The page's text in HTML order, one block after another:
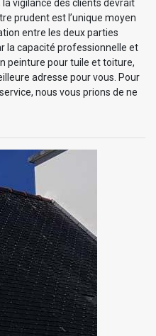
vigilance des clients devrait
prudent est l’unique moyen
entre les deux parties
la capacité professionnelle et
peinture pour tuile et toiture,
adresse pour vous. Pour
nous vous prions de ne